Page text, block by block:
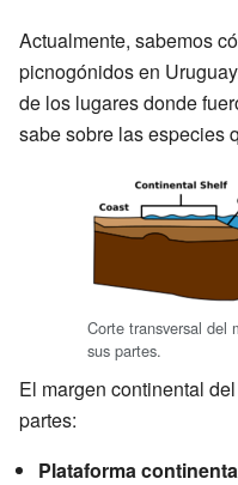
Actualmente, sabemos
picnogónidos en
de los lugares donde
sabe sobre las especies
Corte transversal del
sus partes.
El margen continental
partes:
Plataforma